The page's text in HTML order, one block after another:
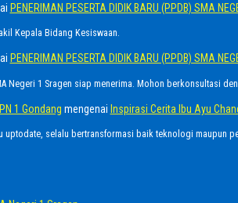
PENERIMAN PESERTA DIDIK BARU (PPDB) SMA
Kepala Bidang Kesiswaan.
PENERIMAN PESERTA DIDIK BARU (PPDB) SMA
Negeri 1 Sragen siap menerima. Mohon berkonsultasi
1 Gondang mengenai Inspirasi Cerita Ibu Ayu
uptodate, selalu bertransformasi baik teknologi maupun